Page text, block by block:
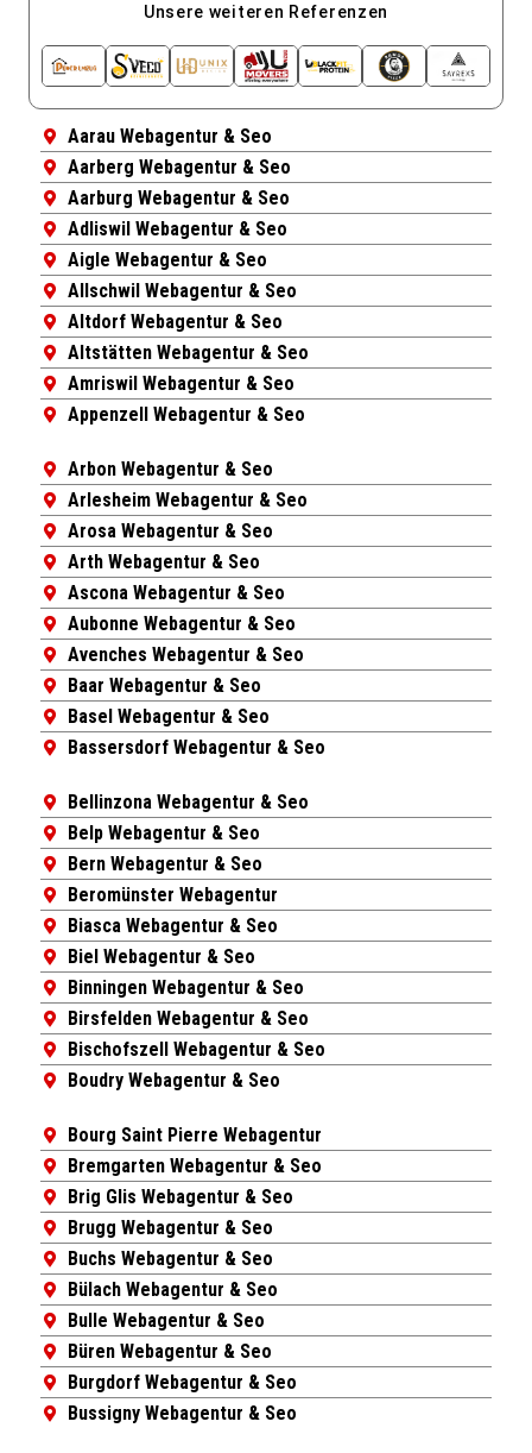
Unsere weiteren Referenzen
Aarau Webagentur & Seo
Aarberg Webagentur & Seo
Aarburg Webagentur & Seo
Adliswil Webagentur & Seo
Aigle Webagentur & Seo
Allschwil Webagentur & Seo
Altdorf Webagentur & Seo
Altstätten Webagentur & Seo
Amriswil Webagentur & Seo
Appenzell Webagentur & Seo
Arbon Webagentur & Seo
Arlesheim Webagentur & Seo
Arosa Webagentur & Seo
Arth Webagentur & Seo
Ascona Webagentur & Seo
Aubonne Webagentur & Seo
Avenches Webagentur & Seo
Baar Webagentur & Seo
Basel Webagentur & Seo
Bassersdorf Webagentur & Seo
Bellinzona Webagentur & Seo
Belp Webagentur & Seo
Bern Webagentur & Seo
Beromünster Webagentur
Biasca Webagentur & Seo
Biel Webagentur & Seo
Binningen Webagentur & Seo
Birsfelden Webagentur & Seo
Bischofszell Webagentur & Seo
Boudry Webagentur & Seo
Bourg Saint Pierre Webagentur
Bremgarten Webagentur & Seo
Brig Glis Webagentur & Seo
Brugg Webagentur & Seo
Buchs Webagentur & Seo
Bülach Webagentur & Seo
Bulle Webagentur & Seo
Büren Webagentur & Seo
Burgdorf Webagentur & Seo
Bussigny Webagentur & Seo